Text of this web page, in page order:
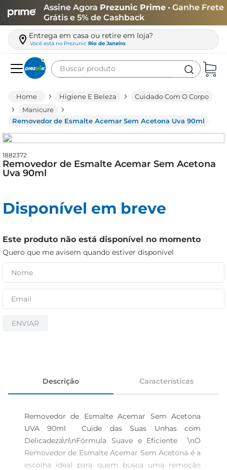
Assine Agora Prezunic Prime • Ganhe Frete
Grátis e 5% de Cashback
Entrega em casa ou retire em loja?
Você está no Prezunic Rio de Janeiro
Buscar produto
Higiene E Beleza
Cuidado Com O Corpo
Manicure
Removedor de Esmalte Acemar Sem Acetona Uva 90ml
1882372
Removedor de Esmalte Acemar Sem Acetona
Uva 90ml
Disponível em breve
Este produto não está disponível no momento
Quero que me avisem quando estiver disponível
ENVIAR
Descrição Características
Removedor de Esmalte Acemar Sem Acetona
UVA 90ml  Cuide das Suas Unhas com
Delicadeza\n\nFórmula Suave e Eficiente  \nO
Removedor de Esmalte Acemar Sem Acetona é a
escolha ideal para quem busca uma remoção
leite
queijo
azeite
arroz
papel higiênico
cerveja